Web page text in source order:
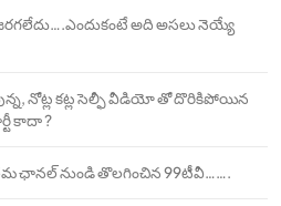
అది అసలు నెయ్యే
వున్న, నోట్ల కట్ల సెల్ఫీ వీడియో తో దొరికిపోయిన
కాదా ?
తమ ఛానల్ నుండి తొలగించిన 99టీవీ…….